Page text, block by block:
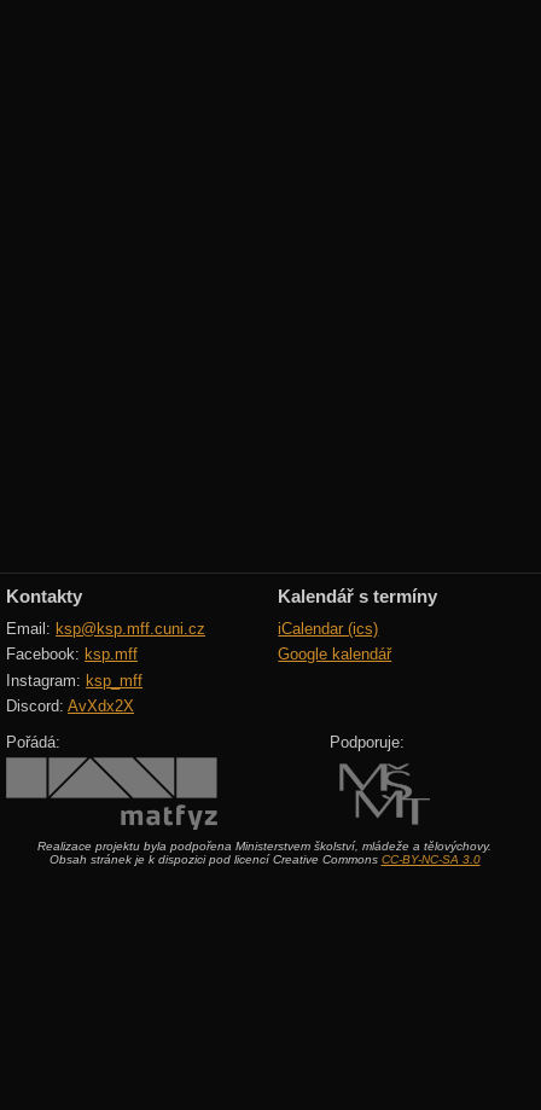
Kontakty
Email: ksp@ksp.mff.cuni.cz
Facebook: ksp.mff
Instagram: ksp_mff
Discord: AvXdx2X
Kalendář s termíny
iCalendar (ics)
Google kalendář
Pořádá: Podporuje:
Realizace projektu byla podpořena Ministerstvem školství, mládeže a tělovýchovy.
Obsah stránek je k dispozici pod licencí Creative Commons CC-BY-NC-SA 3.0